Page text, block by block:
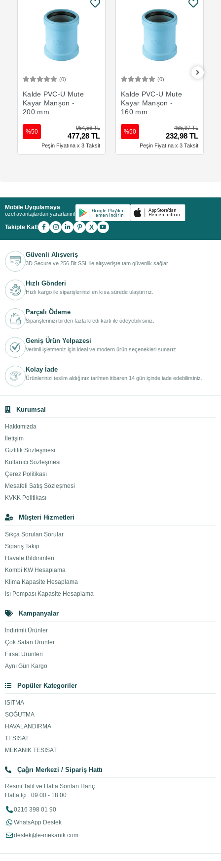
(0)
Kalde PVC-U Mute
Kayar Manşon -
200 mm
954,56 TL
477,28 TL
%50
Peşin Fiyatına x 3 Taksit
(0)
Kalde PVC-U Mute
Kayar Manşon -
160 mm
465,97 TL
232,98 TL
%50
Peşin Fiyatına x 3 Taksit
Mobile Uygulamaya
özel avantajlardan yararlanın!
Takipte Kal! X
Güvenli Alışveriş
3D Secure ve 256 Bit SSL ile alışverişte tam güvenlik sağlar.
Hızlı Gönderi
Hızlı kargo ile siparişlerinizi en kısa sürede ulaştırırız.
Parçalı Ödeme
Siparişlerinizi birden fazla kredi kartı ile ödeyebilirsiniz.
Geniş Ürün Yelpazesi
Verimli işletmeniz için ideal ve modern ürün seçenekleri sunarız.
Kolay İade
Ürünlerinizi teslim aldığınız tarihten itibaren 14 gün içinde iade edebilirsiniz.
Kurumsal
Hakkımızda
İletişim
Gizlilik Sözleşmesi
Kullanıcı Sözleşmesi
Çerez Politikası
Mesafeli Satış Sözleşmesi
KVKK Politikası
Müşteri Hizmetleri
Sıkça Sorulan Sorular
Sipariş Takip
Havale Bildirimleri
Kombi KW Hesaplama
Klima Kapasite Hesaplama
Isı Pompası Kapasite Hesaplama
Kampanyalar
İndirimli Ürünler
Çok Satan Ürünler
Fırsat Ürünleri
Aynı Gün Kargo
Popüler Kategoriler
ISITMA
SOĞUTMA
HAVALANDIRMA
TESİSAT
MEKANİK TESİSAT
Çağrı Merkezi / Sipariş Hattı
Resmi Tatil ve Hafta Sonları Hariç
Hafta İçi : 09:00 - 18:00
0216 398 01 90
WhatsApp Destek
destek@e-mekanik.com